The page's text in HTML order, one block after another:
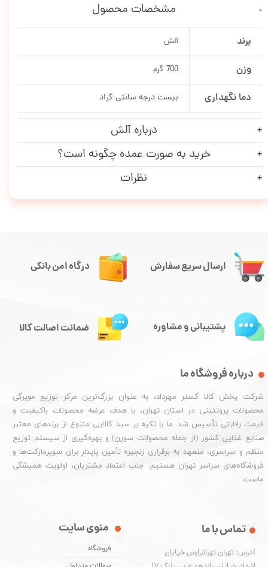
مشخصات محصول
برند آلش
وزن 700 گرم
دما نگهداری بیست درجه سانتی گراد
درباره آلش
خرید به صورت عمده چگونه است؟
نظرات
ارسال سریع سفارش
درباره فروشگاه ما
شرکت پخش کالا گستر مهرداد، به عنوان بزرگ‌ترین مرکز توزیع مویرگی
محصولات پروتئینی در استان تهران، با هدف عرضه محصولات باکیفیت و
قیمت رقابتی تأسیس شد. ما با تکیه بر سبد کالایی متنوع از برندهای معتبر
صنایع غذایی کشور (از جمله محصولات سورن) و بهره‌گیری از سیستم توزیع
منظم و سراسری، متعهد به برقراری زنجیره تأمین پایدار برای سوپرمارکت‌ها و
فروشگاه‌های سراسر تهران هستیم. جلب اعتماد مشتریان، اولویت همیشگی
ماست.
منوی سایت
فروشگاه
تماس با ما
آدرس: تهران تهرانپارس خیابان
درگاه امن بانکی
پشتیبانی و مشاوره ضمانت اصالت کالا